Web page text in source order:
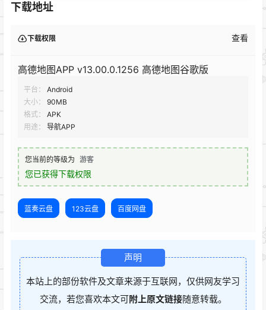
下载地址
下载权限 查看
高德地图APP v13.00.0.1256 高德地图谷歌版
平台：
Android
大小：
90MB
格式：
APK
用途：
导航APP
您当前的等级为 游客
您已获得下载权限
蓝奏云盘 123云盘 百度网盘
声明
本站上的部份软件及文章来源于互联网，仅供网友学习
交流，若您喜欢本文可附上原文链接随意转载。